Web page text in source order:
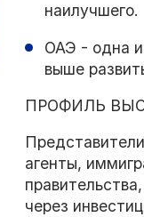
наилучшего.
ОАЭ - одна
выше
ПРОФИЛЬ
агенты,
через